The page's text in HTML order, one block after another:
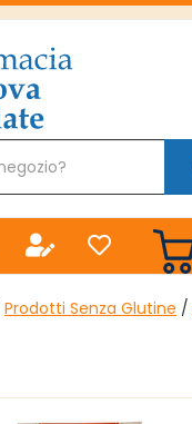
Prodotti Senza Glutine /